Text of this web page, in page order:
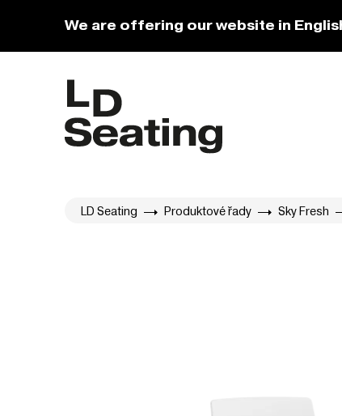
We are offering our website in
LD Seating Produktové řady Sky Fresh